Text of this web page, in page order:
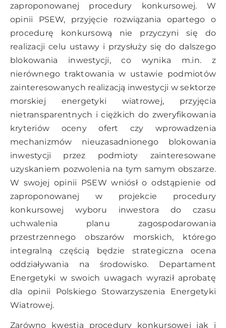
zaproponowanej procedury konkursowej. W
opinii PSEW, przyjęcie rozwiązania opartego o
procedurę konkursową nie przyczyni się do
realizacji celu ustawy i przysłuży się do dalszego
blokowania inwestycji, co wynika m.in. z
nierównego traktowania w ustawie podmiotów
zainteresowanych realizacją inwestycji w sektorze
morskiej energetyki wiatrowej, przyjęcia
nietransparentnych i ciężkich do zweryfikowania
kryteriów oceny ofert czy wprowadzenia
mechanizmów nieuzasadnionego blokowania
inwestycji przez podmioty zainteresowane
uzyskaniem pozwolenia na tym samym obszarze.
W swojej opinii PSEW wniósł o odstąpienie od
zaproponowanej w projekcie procedury
konkursowej wyboru inwestora do czasu
uchwalenia planu zagospodarowania
przestrzennego obszarów morskich, którego
integralną częścią będzie strategiczna ocena
oddziaływania na środowisko. Departament
Energetyki w swoich uwagach wyraził aprobatę
dla opinii Polskiego Stowarzyszenia Energetyki
Wiatrowej.
Zarówno kwestia procedury konkursowej jak i